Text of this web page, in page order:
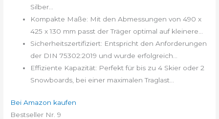
Silber...
Kompakte Maße: Mit den Abmessungen von 490 x
425 x 130 mm passt der Träger optimal auf kleinere...
Sicherheitszertifiziert: Entspricht den Anforderungen
der DIN 75302:2019 und wurde erfolgreich...
Effiziente Kapazität: Perfekt für bis zu 4 Skier oder 2
Snowboards, bei einer maximalen Traglast...
Bei Amazon kaufen
Bestseller Nr. 9